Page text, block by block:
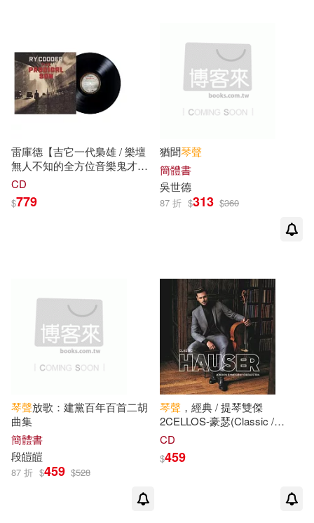
陳干編著，鳩玖演奏(1)
陳欣若(1)
黃家隆、黃可儂(1) 黃承箱(1)
黎英海(1)
（德）費迪南德·拜厄(1)
（清）周顯祖(1)
天津古籍出版社(1)
天馬行空(1)
宗教文化出版社(1) 小知堂(1)
尚儀數位學習(1)
巧育文化(1) 廣智文化(1)
彗智(1)
雷庫德【吉它一代梟雄 / 樂壇
無人不知的全方位音樂鬼才】/
浪子
(LP))
CD
$779
猶聞琴聲
簡體書
吳世德
87 折 $313 $360
琴聲放歌：建黨百年百首二胡
曲集
簡體書
段皚皚
87 折 $459 $528
琴聲 ，經典 / 提琴雙傑
2CELLOS-豪瑟(Classic /
Hauser)
CD
$459